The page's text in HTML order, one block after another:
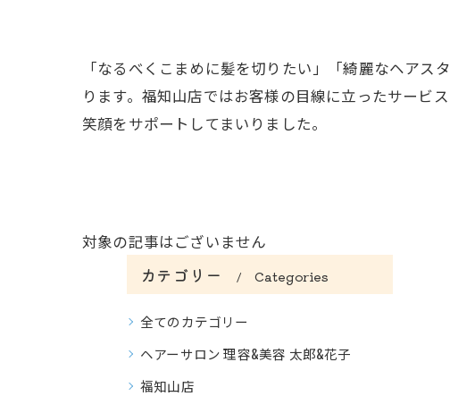
「なるべくこまめに髪を切りたい」「綺麗なヘア
ります。福知山店ではお客様の目線に立ったサービ
笑顔をサポートしてまいりました。
対象の記事はございません
カテゴリー Categories
全てのカテゴリー
ヘアーサロン 理容&美容 太郎&花子
福知山店